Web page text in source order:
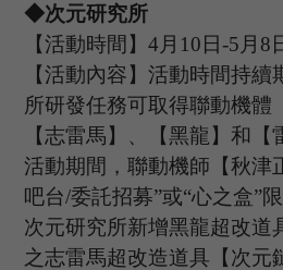
◆次元研究所
【活動時間】4 月 10日-5 月 8
【活動內容】活動時間持
所研發任務可取得聯動機體
【志雷馬】、【黑龍】和【
活動期間，聯動機師【秋津
吧台/委託招募”或“心之盒”限
次元研究所新增黑龍超改道
之志雷馬超改造道具【次元